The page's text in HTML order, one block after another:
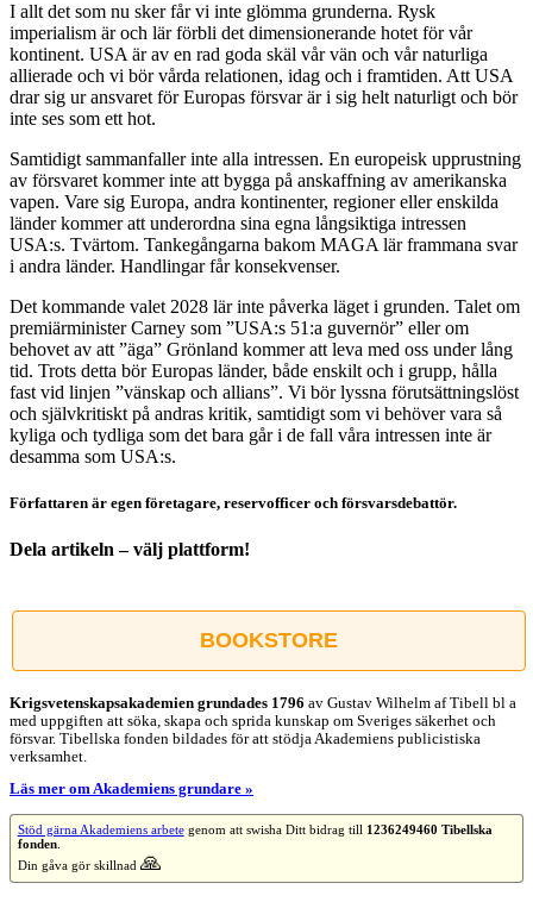
I allt det som nu sker får vi inte glömma grunderna. Rysk
imperialism är och lär förbli det dimensionerande hotet för vår
kontinent. USA är av en rad goda skäl vår vän och vår naturliga
allierade och vi bör vårda relationen, idag och i framtiden. Att USA
drar sig ur ansvaret för Europas försvar är i sig helt naturligt och bör
inte ses som ett hot.
Samtidigt sammanfaller inte alla intressen. En europeisk upprustning
av försvaret kommer inte att bygga på anskaffning av amerikanska
vapen. Vare sig Europa, andra kontinenter, regioner eller enskilda
länder kommer att underordna sina egna långsiktiga intressen
USA:s. Tvärtom. Tankegångarna bakom MAGA lär frammana svar
i andra länder. Handlingar får konsekvenser.
Det kommande valet 2028 lär inte påverka läget i grunden. Talet om
premiärminister Carney som ”USA:s 51:a guvernör” eller om
behovet av att ”äga” Grönland kommer att leva med oss under lång
tid. Trots detta bör Europas länder, både enskilt och i grupp, hålla
fast vid linjen ”vänskap och allians”. Vi bör lyssna förutsättningslöst
och självkritiskt på andras kritik, samtidigt som vi behöver vara så
kyliga och tydliga som det bara går i de fall våra intressen inte är
desamma som USA:s.
Författaren är egen företagare, reservofficer och försvarsdebattör.
Dela artikeln – välj plattform!
post
BOOKSTORE
Krigsvetenskap­sakademien grundades 1796 av Gustav Wilhelm af Tibell bl a
med uppgiften att söka, skapa och sprida kunskap om Sveriges säkerhet och
försvar. Tibellska fonden bildades för att stödja Akademiens publicistiska
verksamhet.
Läs mer om Akademiens grundare »
Stöd gärna Akademiens arbetegenom att swisha Ditt bidrag till 1236249460 Tibellska
fonden.
Din gåva gör skillnad 🙏